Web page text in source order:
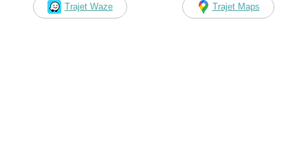
Trajet Waze Trajet Maps